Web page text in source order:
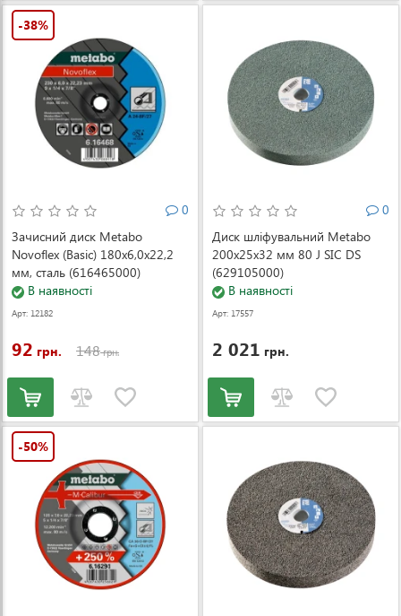
-38%
0
Зачисний диск Metabo
Novoflex (Basic) 180x6,0x22,2
мм, сталь (616465000)
В наявності
Арт: 12182
92 грн. 148грн.
0
Диск шліфувальний Metabo
200x25x32 мм 80 J SIC DS
(629105000)
В наявності
Арт: 17557
2 021 грн.
-50%